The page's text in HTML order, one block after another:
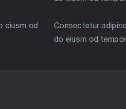
eiusm od
Consectetur
do eiusm od